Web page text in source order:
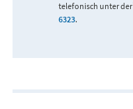
telefonisch unter der
6323.